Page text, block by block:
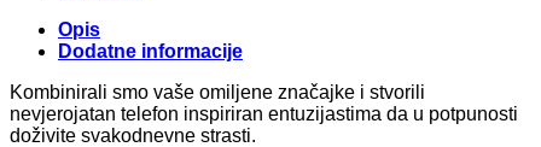
Opis
Dodatne informacije
Kombinirali smo vaše omiljene značajke i stvorili
nevjerojatan telefon inspiriran entuzijastima da u potpunosti
doživite svakodnevne strasti.